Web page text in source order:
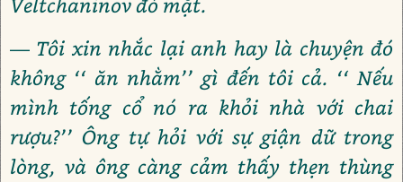
— Tôi xin nhắc lại anh hay là chuyện đó
không ‘‘ ăn nhằm’’ gì đến tôi cả. ‘‘ Nếu
mình tống cổ nó ra khỏi nhà với chai
rượu?’’ Ông tự hỏi với sự giận dữ trong
lòng, và ông càng cảm thấy thẹn thùng